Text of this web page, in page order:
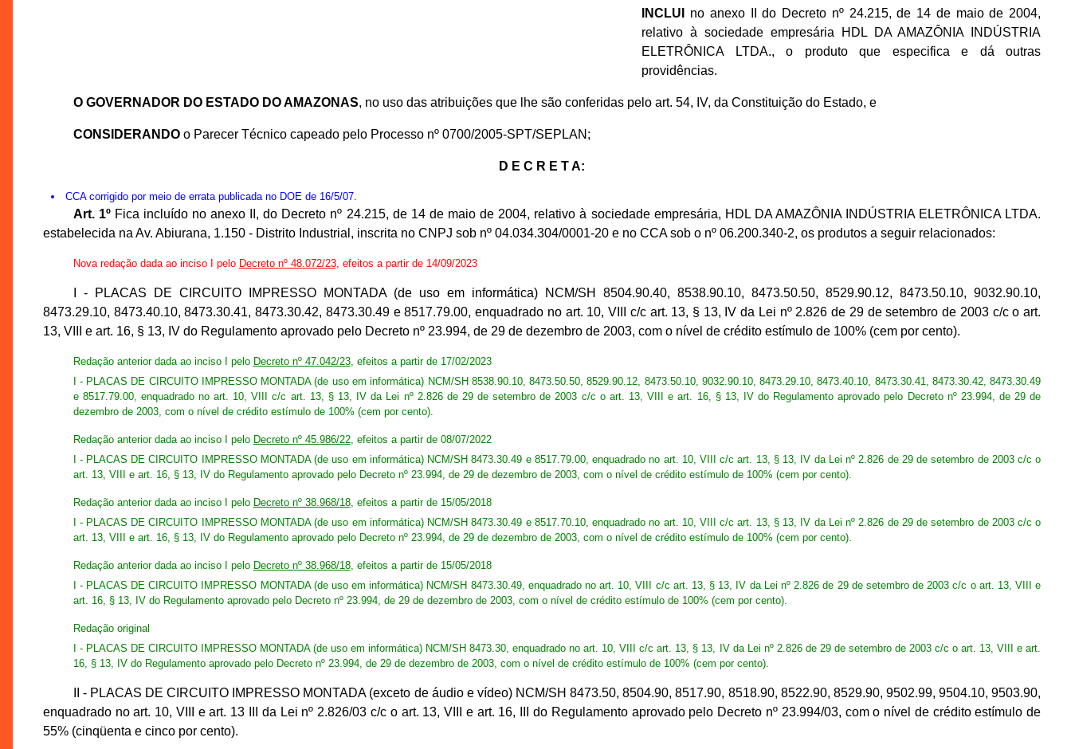
INCLUI
no anexo II do Decreto nº 24.215, de 14 de maio de 2004,
relativo à sociedade empresária HDL DA AMAZÔNIA INDÚSTRIA
ELETRÔNICA LTDA., o produto que especifica e dá outras
providências.
O GOVERNADOR DO ESTADO DO AMAZONAS, no uso das atribuições que lhe são conferidas pelo art. 54, IV, da Constituição do Estado, e
CONSIDERANDOo Parecer Técnico capeado pelo Processo nº 0700/2005-SPT/SEPLAN;
D E C R E T A:
CCA corrigido por meio de errata publicada no DOE de 16/5/07.
Art. 1ºFica incluído no anexo II, do Decreto nº 24.215, de 14 de maio de 2004, relativo à sociedade empresária, HDL DA AMAZÔNIA INDÚSTRIA ELETRÔNICA LTDA.
estabelecida na Av. Abiurana, 1.150 - Distrito Industrial, inscrita no CNPJ sob nº 04.034.304/0001-20 e no CCA sob o nº 06.200.340-2, os produtos a seguir relacionados:
Nova redação dada ao inciso I pelo Decreto nº 48.072/23, efeitos a partir de 14/09/2023
I - PLACAS DE CIRCUITO IMPRESSO MONTADA (de uso em informática) NCM/SH 8504.90.40, 8538.90.10, 8473.50.50, 8529.90.12, 8473.50.10, 9032.90.10,
8473.29.10, 8473.40.10, 8473.30.41, 8473.30.42, 8473.30.49 e 8517.79.00, enquadrado no art. 10, VIII c/c art. 13, § 13, IV da Lei nº 2.826 de 29 de setembro de 2003 c/c o art.
13, VIII e art. 16, § 13, IV do Regulamento aprovado pelo Decreto nº 23.994, de 29 de dezembro de 2003, com o nível de crédito estímulo de 100% (cem por cento).
Redação anterior dada ao inciso I pelo Decreto nº 47.042/23, efeitos a partir de 17/02/2023
I - PLACAS DE CIRCUITO IMPRESSO MONTADA (de uso em informática) NCM/SH 8538.90.10, 8473.50.50, 8529.90.12, 8473.50.10, 9032.90.10, 8473.29.10, 8473.40.10, 8473.30.41, 8473.30.42, 8473.30.49
e 8517.79.00, enquadrado no art. 10, VIII c/c art. 13, § 13, IV da Lei nº 2.826 de 29 de setembro de 2003 c/c o art. 13, VIII e art. 16, § 13, IV do Regulamento aprovado pelo Decreto nº 23.994, de 29 de
dezembro de 2003, com o nível de crédito estímulo de 100% (cem por cento).
Redação anterior dada ao inciso I pelo Decreto nº 45.986/22, efeitos a partir de 08/07/2022
I - PLACAS DE CIRCUITO IMPRESSO MONTADA (de uso em informática) NCM/SH 8473.30.49 e 8517.79.00, enquadrado no art. 10, VIII c/c art. 13, § 13, IV da Lei nº 2.826 de 29 de setembro de 2003 c/c o
art. 13, VIII e art. 16, § 13, IV do Regulamento aprovado pelo Decreto nº 23.994, de 29 de dezembro de 2003, com o nível de crédito estímulo de 100% (cem por cento).
Redação anterior dada ao inciso I pelo Decreto nº 38.968/18, efeitos a partir de 15/05/2018
I - PLACAS DE CIRCUITO IMPRESSO MONTADA (de uso em informática) NCM/SH 8473.30.49 e 8517.70.10, enquadrado no art. 10, VIII c/c art. 13, § 13, IV da Lei nº 2.826 de 29 de setembro de 2003 c/c o
art. 13, VIII e art. 16, § 13, IV do Regulamento aprovado pelo Decreto nº 23.994, de 29 de dezembro de 2003, com o nível de crédito estímulo de 100% (cem por cento).
Redação anterior dada ao inciso I pelo Decreto nº 38.968/18, efeitos a partir de 15/05/2018
I - PLACAS DE CIRCUITO IMPRESSO MONTADA (de uso em informática) NCM/SH 8473.30.49, enquadrado no art. 10, VIII c/c art. 13, § 13, IV da Lei nº 2.826 de 29 de setembro de 2003 c/c o art. 13, VIII e
art. 16, § 13, IV do Regulamento aprovado pelo Decreto nº 23.994, de 29 de dezembro de 2003, com o nível de crédito estímulo de 100% (cem por cento).
Redação original
I - PLACAS DE CIRCUITO IMPRESSO MONTADA (de uso em informática) NCM/SH 8473.30, enquadrado no art. 10, VIII c/c art. 13, § 13, IV da Lei nº 2.826 de 29 de setembro de 2003 c/c o art. 13, VIII e art.
16, § 13, IV do Regulamento aprovado pelo Decreto nº 23.994, de 29 de dezembro de 2003, com o nível de crédito estímulo de 100% (cem por cento).
II - PLACAS DE CIRCUITO IMPRESSO MONTADA (exceto de áudio e vídeo) NCM/SH 8473.50, 8504.90, 8517.90, 8518.90, 8522.90, 8529.90, 9502.99, 9504.10, 9503.90,
enquadrado no art. 10, VIII e art. 13 III da Lei nº 2.826/03 c/c o art. 13, VIII e art. 16, III do Regulamento aprovado pelo Decreto nº 23.994/03, com o nível de crédito estímulo de
55% (cinqüenta e cinco por cento).